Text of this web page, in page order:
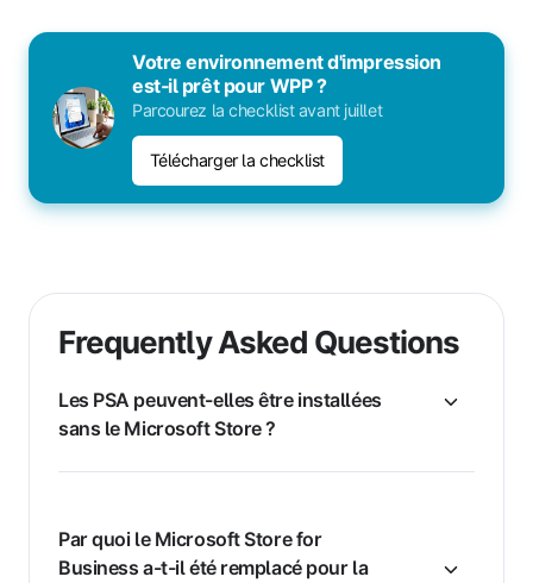
Votre environnement d'impression
est‑il prêt pour WPP ?
Parcourez la checklist avant juillet
Télécharger la checklist
Frequently Asked Questions
Les PSA peuvent-elles être installées
sans le Microsoft Store ?
Par quoi le Microsoft Store for
Business a-t-il été remplacé pour la